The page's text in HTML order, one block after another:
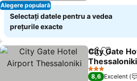
Alegere populară
Selectați datele pentru a vedea
prețurile exacte
Distribuiți
City Gate
Thessaloniki
3 Stele
8,6 Excelent